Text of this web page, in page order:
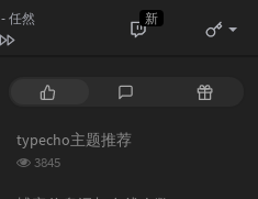
- 任然 新
文
章
随
typecho主题推荐
浏
3845